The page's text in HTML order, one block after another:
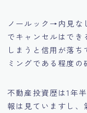
ノールック→内見な
でキャンセルはでき
しまうと信用が落
ミングである程度の
不動産投資歴は1年
報は見ていますし、